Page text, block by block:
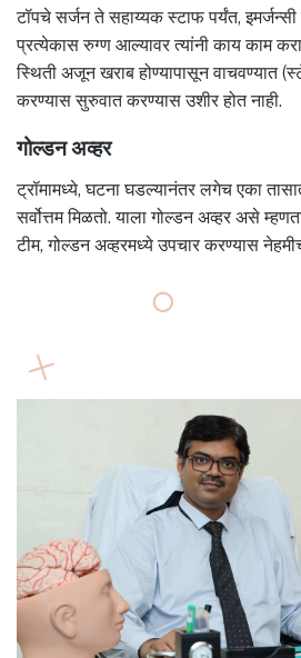
टॉपचे सर्जन ते सहाय्यक स्टाफ पर्यंत, इमर्जन्सी
प्रत्येकास रुग्ण आल्यावर त्यांनी काय काम
स्थिती अजून खराब होण्यापासून वाचवण्यात
करण्यास सुरुवात करण्यास उशीर होत नाही.
गोल्डन अव्हर
ट्रॉमामध्ये, घटना घडल्यानंतर लगेच एका
सर्वोत्तम मिळतो. याला गोल्डन अव्हर असे
टीम, गोल्डन अव्हरमध्ये उपचार करण्यास